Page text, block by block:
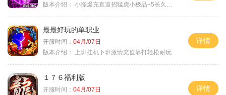
版本介绍： 小怪爆充直道招猛虎小极品+5长久好玩
最最好玩的单职业
开服时间： 04月/07日
版本介绍：
上班挂机下班激情充值靠打轻松耐玩
详情
１７６福利版
开服时间： 04月/07日
详情